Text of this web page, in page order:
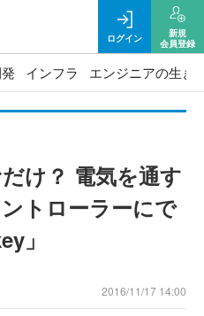
ログイン
新規
会員登録
インフラ エンジニアの生き
け？ 電気を通す
トローラーにで
」
2016/11/17 14:00